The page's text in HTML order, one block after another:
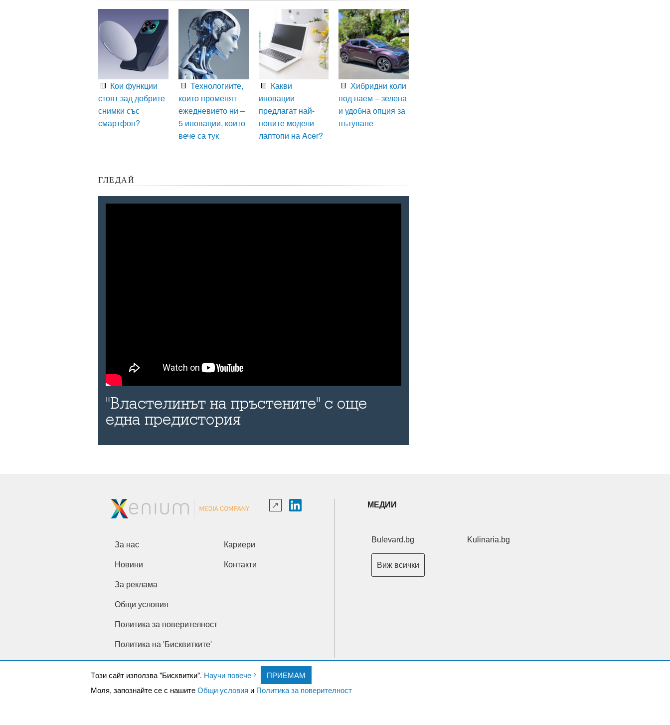
Кои функции
стоят зад добрите
снимки със
смартфон?
Технологиите,
които променят
ежедневието ни –
5 иновации, които
вече са тук
Какви
иновации
предлагат най-
новите модели
лаптопи на Acer?
Хибридни коли
под наем – зелена
и удобна опция за
пътуване
ГЛЕДАЙ
"Властелинът на пръстените" с още
една предистория
Tози сайт използва "Бисквитки". Научи повече
ПРИЕМАМ
Моля, запознайте се с нашитеОбщи условия и Политика за поверителност
За нас Кариери
Новини Контакти
За реклама
Общи условия
Политика за поверителност
Политика на 'Бисквитките'
МЕДИИ
Bulevard.bg Kulinaria.bg
Виж всички
Copyright © 2026 Ксениум ООД. Всички права запазени.
XeniumCompany.com